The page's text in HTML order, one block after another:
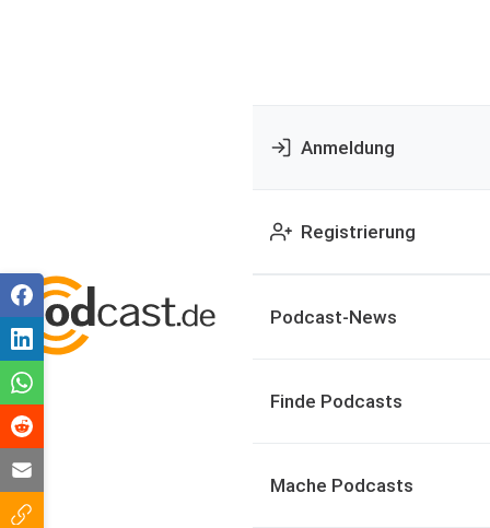
Anmeldung
Registrierung
Podcast-News
Finde Podcasts
Mache Podcasts